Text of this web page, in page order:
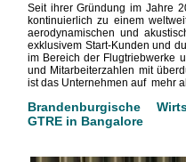
Seit ihrer Gründung im Jahre
kontinuierlich zu einem
aerodynamischen und
exklusivem Start-Kunden und
im Bereich der Flugtriebwerke
und Mitarbeiterzahlen mit
ist das Unternehmen auf mehr
Brandenburgische
GTRE in Bangalore